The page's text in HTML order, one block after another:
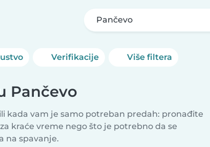
Pančevo
Verifikacije Više filtera
Pančevo
ili kada vam je samo potreban predah: pronađite
kraće vreme nego što je potrebno da se
na spavanje.